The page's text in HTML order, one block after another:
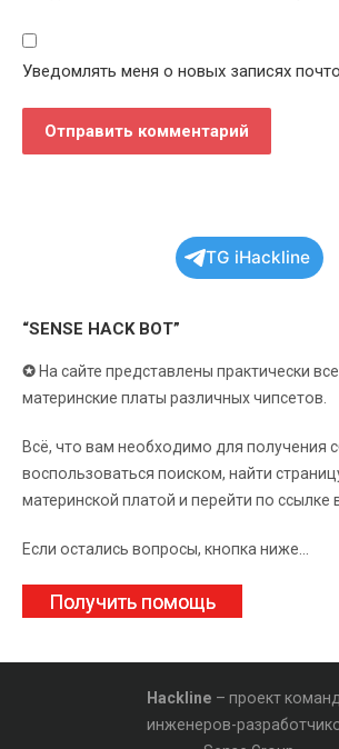
Уведомлять меня о новых записях
TG iHackline
“SENSE HACK BOT”
✪ На сайте представлены практически
материнские платы различных чипсетов.
Всё, что вам необходимо для получения
воспользоваться поиском, найти
материнской платой и перейти по ссылке
Если остались вопросы, кнопка ниже...
Получить помощь
Hackline – проект
инженеров-